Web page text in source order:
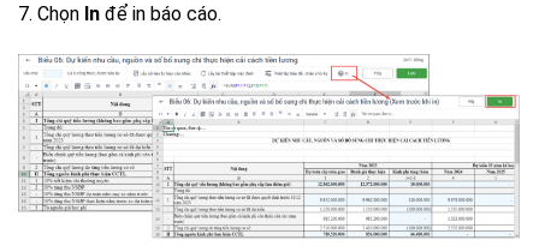
7. Chọn In để in báo cáo.